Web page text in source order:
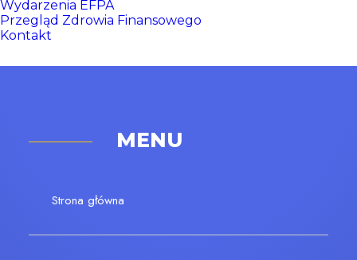
Wydarzenia EFPA
Przegląd Zdrowia Finansowego
Kontakt
MENU
Strona główna